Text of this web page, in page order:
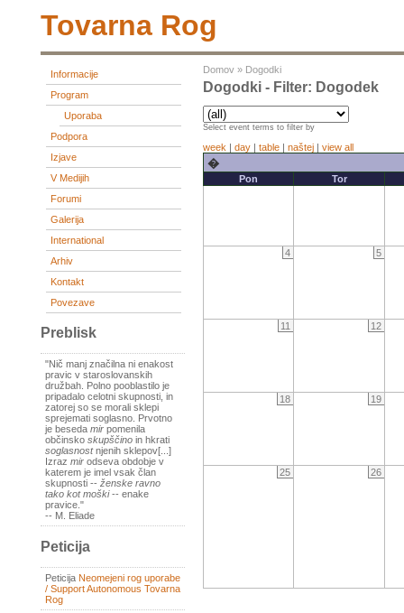
Tovarna Rog
Informacije
Program
Uporaba
Podpora
Izjave
V Medijih
Forumi
Galerija
International
Arhiv
Kontakt
Povezave
Preblisk
"Nič manj značilna ni enakost
pravic v staroslovanskih
družbah. Polno pooblastilo je
pripadalo celotni skupnosti, in
zatorej so se morali sklepi
sprejemati soglasno. Prvotno
je beseda mir pomenila
občinsko skupščino in hkrati
soglasnostnjenih sklepov[...]
Izraz mir odseva obdobje v
katerem je imel vsak član
skupnosti -- ženske ravno
tako kot moški-- enake
pravice."
-- M. Eliade
Peticija
Peticija Neomejeni rog uporabe
/ Support Autonomous Tovarna
Rog
Domov » Dogodki
Dogodki - Filter: Dogodek
Select event terms to filter by
week | day | table | naštej | view all
�
Pon Tor
4 5
11 12
18 19
25 26